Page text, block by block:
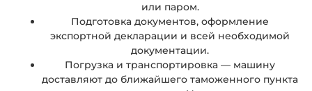
или паром.
Подготовка документов, оформление
экспортной декларации и всей необходимой
документации.
Погрузка и транспортировка — машину
доставляют до ближайшего таможенного пункта